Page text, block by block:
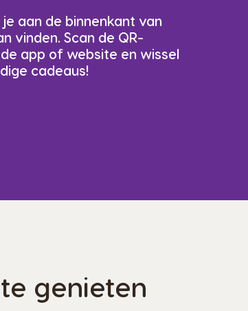
aan de binnenkant van
vinden. Scan de QR-
app of website en wissel
cadeaus!
genieten